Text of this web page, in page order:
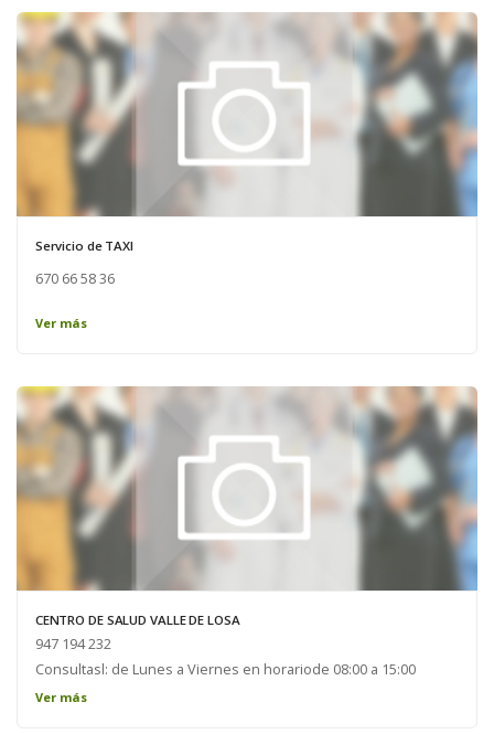
Servicio de TAXI
670 66 58 36
Ver más
CENTRO DE SALUD VALLE DE LOSA
947 194 232
Consultasl: de Lunes a Viernes en horariode 08:00 a 15:00
Urgencias de 15:00 a 08:00 Sábadosy Festivos ....................... 24 h
Ver más